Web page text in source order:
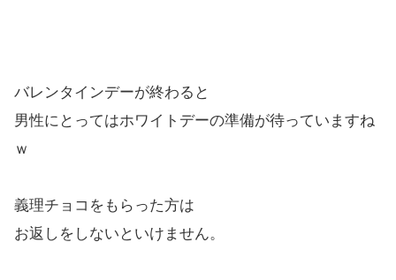
バレンタインデーが終わると
男性にとってはホワイトデーの準備が待っていますね
ｗ
義理チョコをもらった方は
お返しをしないといけません。